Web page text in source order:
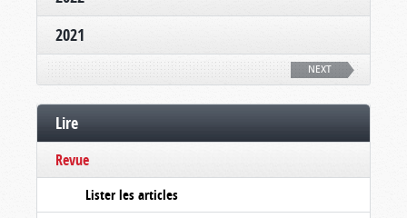
2021
NEXT
Lire
Revue
Lister les articles